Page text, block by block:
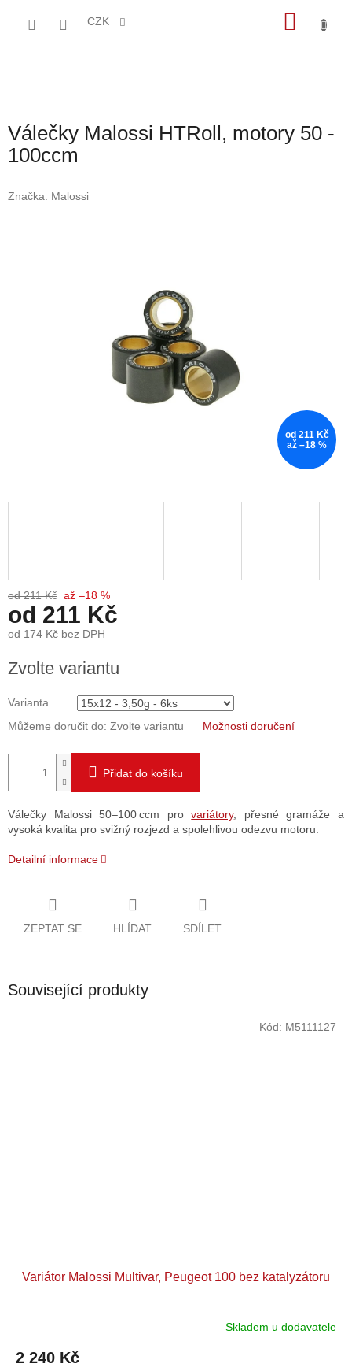
CZK
Válečky Malossi HTRoll, motory 50 -
100ccm
Značka: Malossi
od 211 Kč
až –18 %
od 211 Kč až –18 %
od 211 Kč
od 174 Kč bez DPH
cena:
Zvolte variantu
Varianta
Můžeme doručit do: Zvolte variantu Možnosti doručení
Přidat do košíku
Válečky Malossi 50–100 ccm provariátory, přesné gramáže a
vysoká kvalita pro svižný rozjezd a spolehlivou odezvu motoru.
Detailní informace
ZEPTAT SE HLÍDAT SDÍLET
Související produkty
Variátor Malossi Multivar, Peugeot 100 bez katalyzátoru
Skladem u dodavatele
2 240 Kč
Kód: M5111127